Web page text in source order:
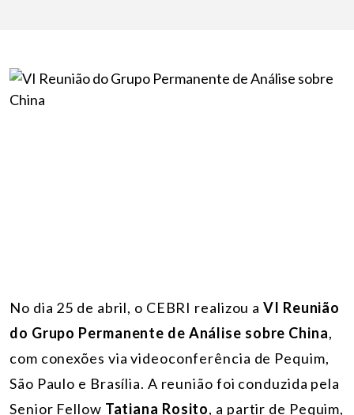
No dia 25 de abril, o CEBRI realizou aVI Reunião
do Grupo Permanente de Análise sobre China,
com conexões via videoconferência de Pequim,
São Paulo e Brasília. A reunião foi conduzida pela
Senior Fellow Tatiana Rosito, a partir de Pequim,